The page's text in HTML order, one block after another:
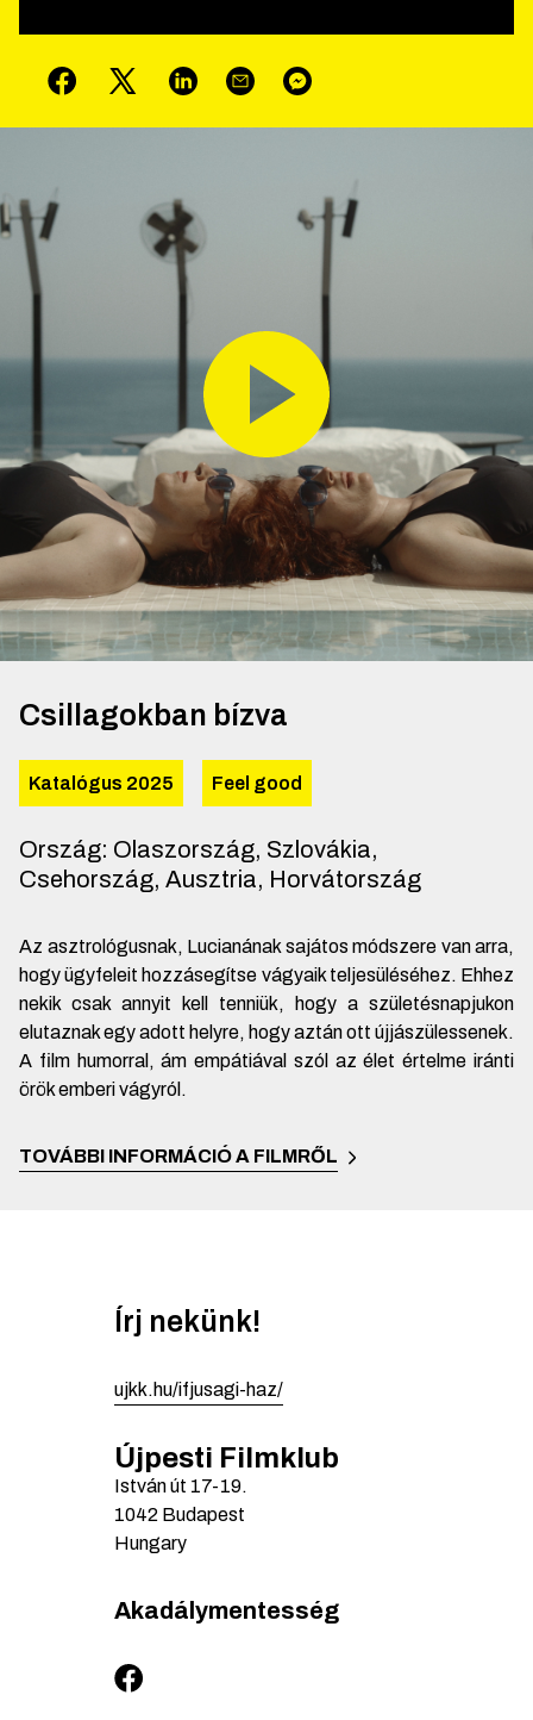
Csillagokban bízva
Katalógus 2025 Feel good
Ország: Olaszország, Szlovákia,
Csehország, Ausztria, Horvátország
Az asztrológusnak, Lucianának sajátos módszere van arra,
hogy ügyfeleit hozzásegítse vágyaik teljesüléséhez. Ehhez
nekik csak annyit kell tenniük, hogy a születésnapjukon
elutaznak egy adott helyre, hogy aztán ott újjászülessenek.
A film humorral, ám empátiával szól az élet értelme iránti
örök emberi vágyról.
TOVÁBBI INFORMÁCIÓ A FILMRŐL
Írj nekünk!
ujkk.hu/ifjusagi-haz/
Újpesti Filmklub
István út 17-19.
1042 Budapest
Hungary
Akadálymentesség